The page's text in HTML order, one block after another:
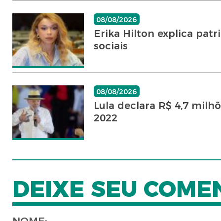
08/08/2026
Erika Hilton explica
sociais
08/08/2026
Lula declara R$ 4,7
2022
DEIXE SEU